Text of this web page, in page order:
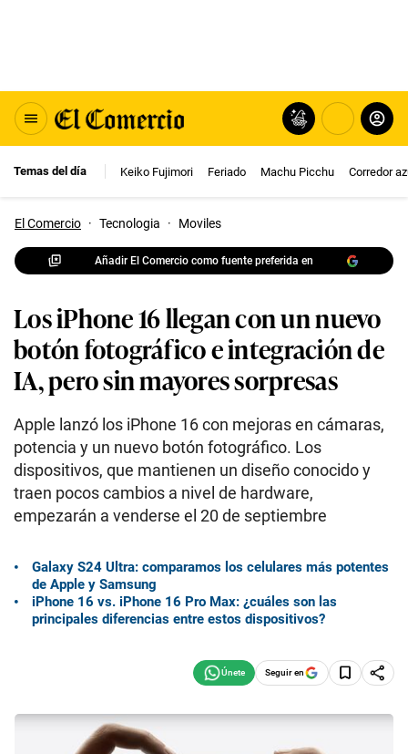
Temas del día Keiko Fujimori Feriado Machu Picchu Corredor
El Comercio · Tecnologia · Moviles
Añadir El Comercio como fuente preferida en
Los iPhone 16 llegan con un nuevo
botón fotográfico e integración de
IA, pero sin mayores sorpresas
Apple lanzó los iPhone 16 con mejoras en cámaras,
potencia y un nuevo botón fotográfico. Los
dispositivos, que mantienen un diseño conocido y
traen pocos cambios a nivel de hardware,
empezarán a venderse el 20 de septiembre
Galaxy S24 Ultra: comparamos los celulares más potentes
de Apple y Samsung
iPhone 16 vs. iPhone 16 Pro Max: ¿cuáles son las
principales diferencias entre estos dispositivos?
Seguir en